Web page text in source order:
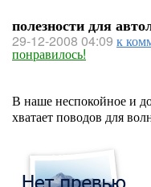
полезности для
29-12-2008 04:09 к
понравилось!
В наше неспокойное и
хватает поводов для